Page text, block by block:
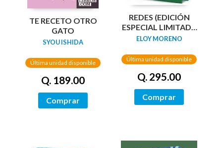
TE RECETO OTRO
GATO
SYOU ISHIDA
Última unidad disponible
Q. 189.00
Comprar
REDES (EDICIÓN
ESPECIAL LIMITADA
GUARDAS DRAGÓN)
ELOY MORENO
Última unidad disponible
Q. 295.00
Comprar